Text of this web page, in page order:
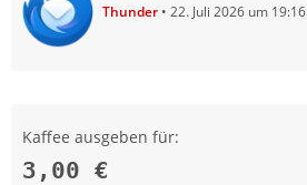
Thunder 22. Juli 2026 um 19:16
Kaffee ausgeben für:
3,00 €